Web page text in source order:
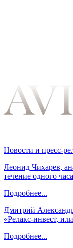
Новости и пресс-
Леонид Чихарев,
течение одного
Подробнее...
Дмитрий
«Релакс-инвест,
Подробнее...